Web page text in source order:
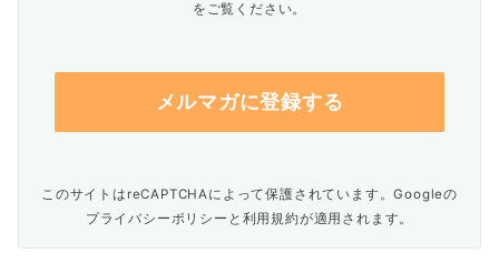
をご覧ください。
このサイトはreCAPTCHAによって保護されています。Googleの
プライバシーポリシー と 利用規約が適用されます。